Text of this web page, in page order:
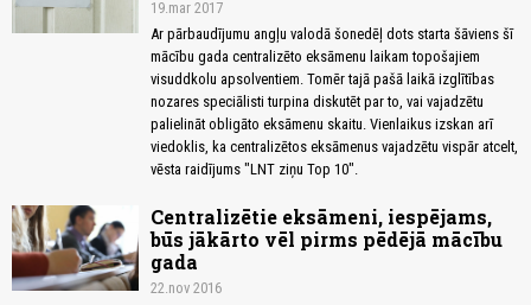
19.mar 2017
Ar pārbaudījumu angļu valodā šonedēļ dots starta šāviens šī
mācību gada centralizēto eksāmenu laikam topošajiem
visuddkolu apsolventiem. Tomēr tajā pašā laikā izglītības
nozares speciālisti turpina diskutēt par to, vai vajadzētu
palielināt obligāto eksāmenu skaitu. Vienlaikus izskan arī
viedoklis, ka centralizētos eksāmenus vajadzētu vispār atcelt,
vēsta raidījums "LNT ziņu Top 10".
Centralizētie eksāmeni, iespējams,
būs jākārto vēl pirms pēdējā mācību
gada
22.nov 2016